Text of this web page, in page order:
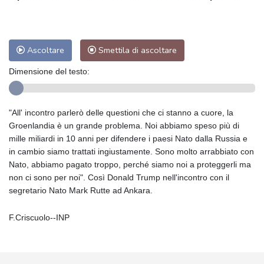
Ascoltare Smettila di ascoltare
Dimensione del testo:
"All' incontro parlerò delle questioni che ci stanno a cuore, la
Groenlandia è un grande problema. Noi abbiamo speso più di
mille miliardi in 10 anni per difendere i paesi Nato dalla Russia e
in cambio siamo trattati ingiustamente. Sono molto arrabbiato con
Nato, abbiamo pagato troppo, perché siamo noi a proteggerli ma
non ci sono per noi". Così Donald Trump nell'incontro con il
segretario Nato Mark Rutte ad Ankara.
F.Criscuolo--INP